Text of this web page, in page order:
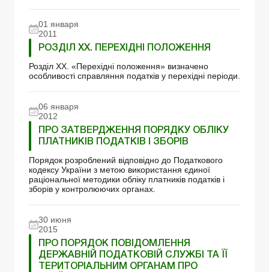
01 января
2011
РОЗДІЛ XX. ПЕРЕХІДНІ ПОЛОЖЕННЯ
Розділ XX. «Перехідні положення» визначено
особливості справляння податків у перехідні періоди.
06 января
2012
ПРО ЗАТВЕРДЖЕННЯ ПОРЯДКУ ОБЛІКУ
ПЛАТНИКІВ ПОДАТКІВ І ЗБОРІВ
Порядок розроблений відповідно до Податкового
кодексу України з метою використання єдиної
раціональної методики обліку платників податків і
зборів у контролюючих органах.
30 июня
2015
ПРО ПОРЯДОК ПОВІДОМЛЕННЯ
ДЕРЖАВНІЙ ПОДАТКОВІЙ СЛУЖБІ ТА ЇЇ
ТЕРИТОРІАЛЬНИМ ОРГАНАМ ПРО